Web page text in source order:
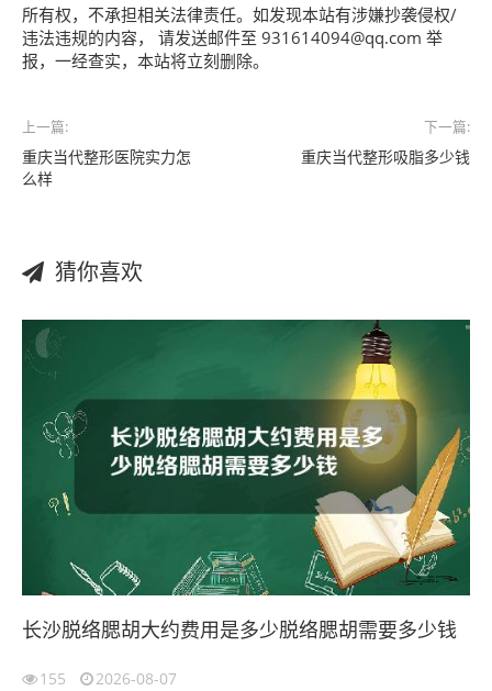
所有权，不承担相关法律责任。如发现本站有涉嫌抄袭侵权/
违法违规的内容， 请发送邮件至 931614094@qq.com 举
报，一经查实，本站将立刻删除。
上一篇:
重庆当代整形医院实力怎
么样
下一篇:
重庆当代整形吸脂多少钱
猜你喜欢
长沙脱络腮胡大约费用是多少脱络腮胡需要多少钱
155 2026-08-07